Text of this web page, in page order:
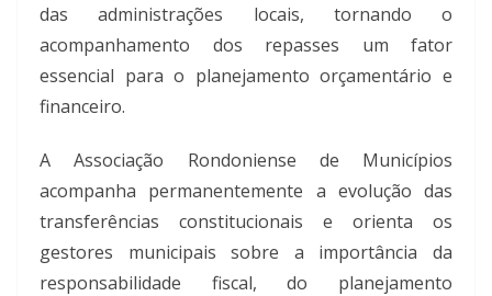
das administrações locais, tornando o
acompanhamento dos repasses um fator
essencial para o planejamento orçamentário e
financeiro.
A Associação Rondoniense de Municípios
acompanha permanentemente a evolução das
transferências constitucionais e orienta os
gestores municipais sobre a importância da
responsabilidade fiscal, do planejamento